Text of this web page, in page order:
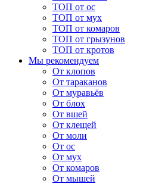
ТОП от ос
ТОП от мух
ТОП от комаров
ТОП от грызунов
ТОП от кротов
Мы рекомендуем
От клопов
От тараканов
От муравьёв
От блох
От вшей
От клещей
От моли
От ос
От мух
От комаров
От мышей